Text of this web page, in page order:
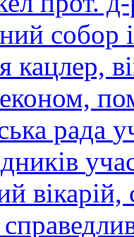
собор
кацлер,
економ,
рада
вікарій,